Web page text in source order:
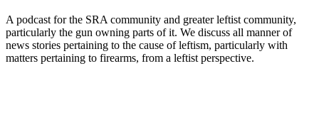
A podcast for the SRA community and greater leftist community,
particularly the gun owning parts of it. We discuss all manner of
news stories pertaining to the cause of leftism, particularly with
matters pertaining to firearms, from a leftist perspective.